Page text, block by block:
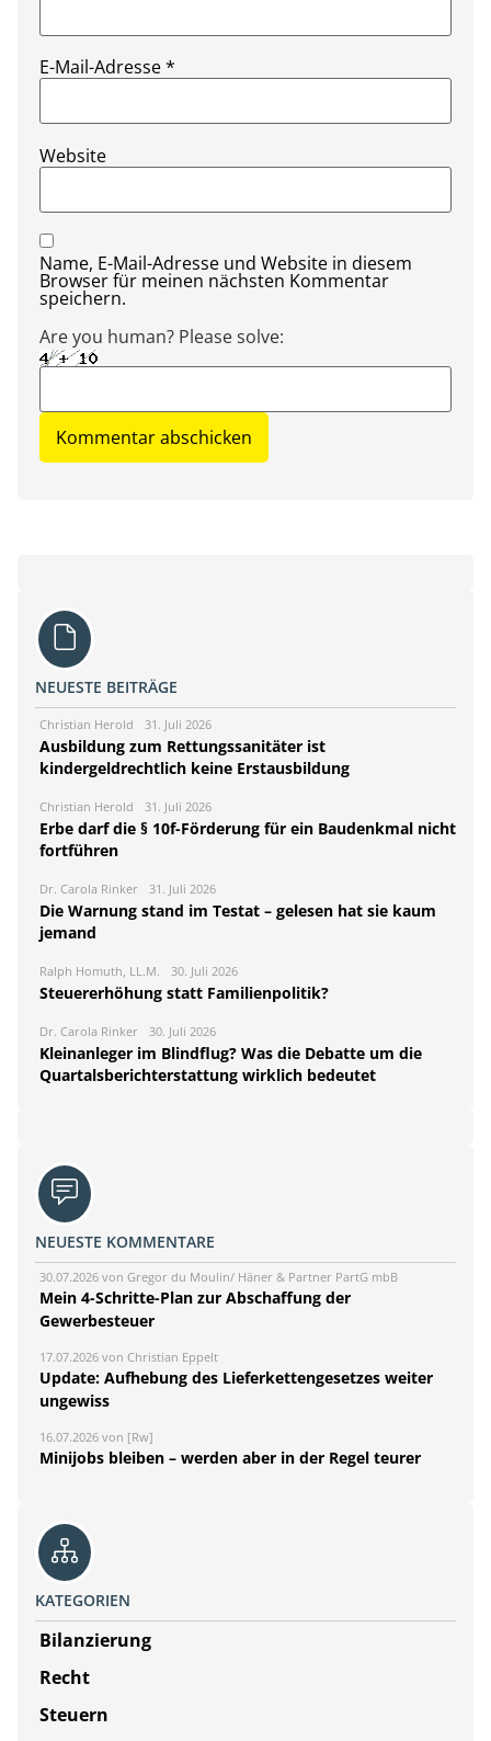
E-Mail-Adresse*
Website
Name, E-Mail-Adresse und Website in diesem
Browser für meinen nächsten Kommentar
speichern.
Are you human? Please solve:
NEUESTE BEITRÄGE
Christian Herold 31. Juli 2026
Ausbildung zum Rettungssanitäter ist
kindergeldrechtlich keine Erstausbildung
Christian Herold 31. Juli 2026
Erbe darf die § 10f-Förderung für ein Baudenkmal nicht
fortführen
Dr. Carola Rinker 31. Juli 2026
Die Warnung stand im Testat – gelesen hat sie kaum
jemand
Ralph Homuth, LL.M. 30. Juli 2026
Steuererhöhung statt Familienpolitik?
Dr. Carola Rinker 30. Juli 2026
Kleinanleger im Blindflug? Was die Debatte um die
Quartalsberichterstattung wirklich bedeutet
NEUESTE KOMMENTARE
30.07.2026 von Gregor du Moulin/ Häner & Partner PartG mbB
Mein 4-Schritte-Plan zur Abschaffung der
Gewerbesteuer
17.07.2026 von Christian Eppelt
Update: Aufhebung des Lieferkettengesetzes weiter
ungewiss
16.07.2026 von [Rw]
Minijobs bleiben – werden aber in der Regel teurer
KATEGORIEN
Bilanzierung
Recht
Steuern